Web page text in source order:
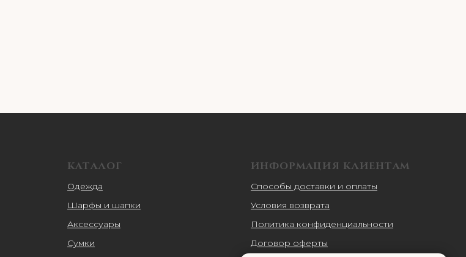
КАТАЛОГ
Одежда
Шарфы и шапки
Аксессуары
Сумки
ИНФОРМАЦИЯ КЛИЕНТАМ
Способы доставки и оплаты
Условия возврата
Политика конфиденциальности
Договор оферты